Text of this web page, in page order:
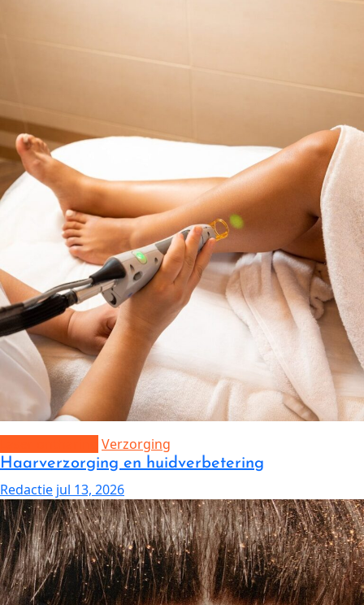
Verzorging
Haarverzorging en huidverbetering
Redactie jul 13, 2026